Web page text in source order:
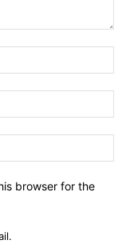
browser for the